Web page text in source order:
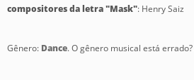
compositores da letra "Mask": Henry Saiz
Gênero: Dance. O gênero musical está errado?